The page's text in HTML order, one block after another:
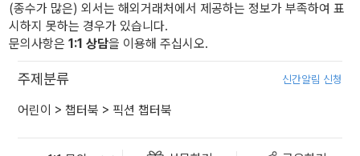
(종수가 많은) 외서는 해외거래처에서 제공하는 정보가 부족하여 표
시하지 못하는 경우가 있습니다.
문의사항은 1:1 상담을 이용해 주십시오.
주제분류 신간알림 신청
어린이 > 챕터북 > 픽션 챕터북